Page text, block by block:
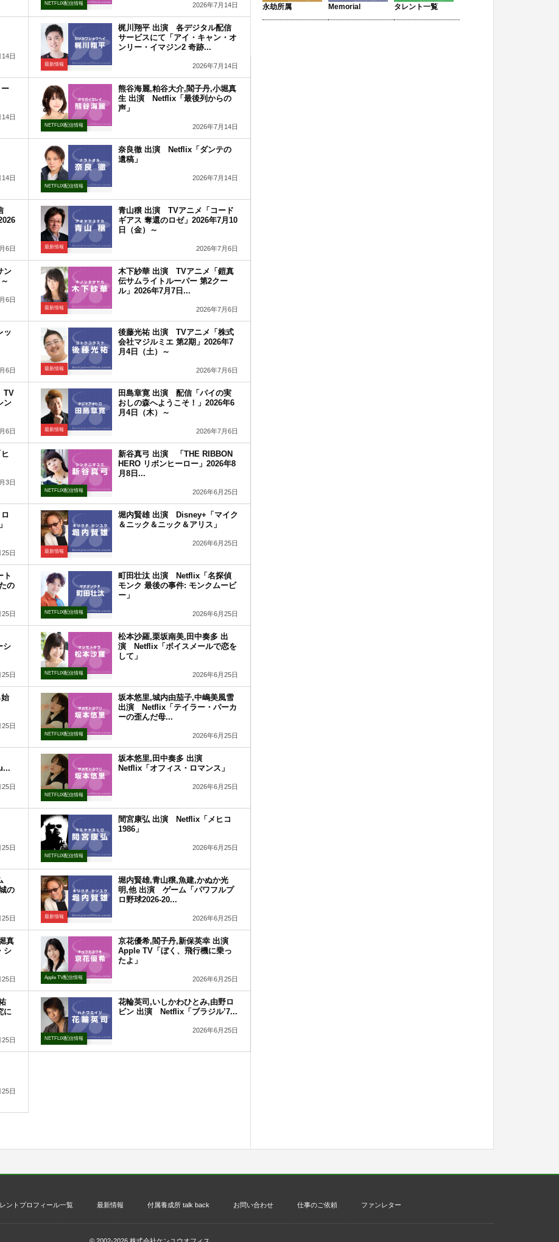
NETFLIX配信情報 2026年7月14日
日
最新情報
梶川翔平 出演 各デジタル配信
サービスにて「アイ・キャン・オ
ンリー・イマジン2 奇跡...
2026年7月14日
日
NETFLIX配信情報
熊谷海麗,粕谷大介,閻子丹,小堀真
生 出演 Netflix「最後列からの
声」
2026年7月14日
日
NETFLIX配信情報
奈良徹 出演 Netflix「ダンテの
遺稿」
2026年7月14日
6日 最新情報
青山穣 出演 TVアニメ「コード
ギアス 奪還のロゼ」2026年7月10
日（金）～
2026年7月6日
ン
6日
最新情報
木下紗華 出演 TVアニメ「鎧真
伝サムライトルーパー 第2クー
ル」2026年7月7日...
2026年7月6日
ッ
6日 最新情報
後藤光祐 出演 TVアニメ「株式
会社マジルミエ 第2期」2026年7
月4日（土）～
2026年7月6日
TV
ン
6日 最新情報
田島章寛 出演 配信「パイの実
おしの森へようこそ！」2026年6
月4日（木）～
2026年7月6日
3日
NETFLIX配信情報
新谷真弓 出演 「THE RIBBON
HERO リボンヒーロー」2026年8
月8日...
2026年6月25日
日 最新情報
堀内賢雄 出演 Disney+「マイク
＆ニック＆ニック＆アリス」
2026年6月25日
ト
の
日 NETFLIX配信情報
町田壮汰 出演 Netflix「名探偵
モンク 最後の事件: モンクムービ
ー」
2026年6月25日
シ
日 NETFLIX配信情報
松本沙羅,栗坂南美,田中奏多 出
演 Netflix「ボイスメールで恋を
して」
2026年6月25日
日
NETFLIX配信情報
坂本悠里,城内由茄子,中嶋美風雪
出演 Netflix「テイラー・パーカ
ーの歪んだ母...
2026年6月25日
日
NETFLIX配信情報
坂本悠里,田中奏多 出演
Netflix「オフィス・ロマンス」
2026年6月25日
日
NETFLIX配信情報
間宮康弘 出演 Netflix「メヒコ
1986」
2026年6月25日
の
日 最新情報
堀内賢雄,青山穣,魚建,かぬか光
明,他 出演 ゲーム「パワフルプ
ロ野球2026-20...
2026年6月25日
真
シ
日 Apple TV配信情報
京花優希,閻子丹,新保英幸 出演
Apple TV「ぼく、飛行機に乗っ
たよ」
2026年6月25日
に
日 NETFLIX配信情報
花輪英司,いしかわひとみ,由野ロ
ビン 出演 Netflix「ブラジル’7...
2026年6月25日
日
永劫所属 Memorial タレント一覧
ントプロフィール一覧 最新情報 付属養成所 talk back お問い合わせ 仕事のご依頼 ファンレター